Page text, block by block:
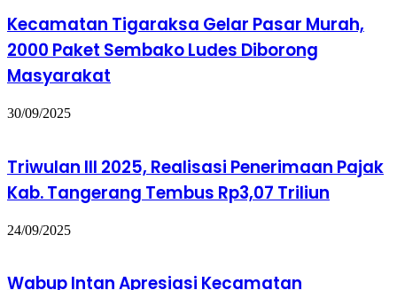
Kecamatan Tigaraksa Gelar Pasar Murah,
2000 Paket Sembako Ludes Diborong
Masyarakat
30/09/2025
Triwulan III 2025, Realisasi Penerimaan Pajak
Kab. Tangerang Tembus Rp3,07 Triliun
24/09/2025
Wabup Intan Apresiasi Kecamatan